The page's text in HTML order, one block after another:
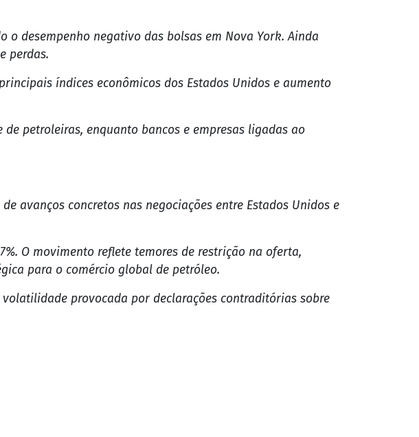
o desempenho negativo das bolsas em Nova York. Ainda
perdas.
índices econômicos dos Estados Unidos e aumento
petroleiras, enquanto bancos e empresas ligadas ao
avanços concretos nas negociações entre Estados Unidos e
O movimento reflete temores de restrição na oferta,
para o comércio global de petróleo.
provocada por declarações contraditórias sobre